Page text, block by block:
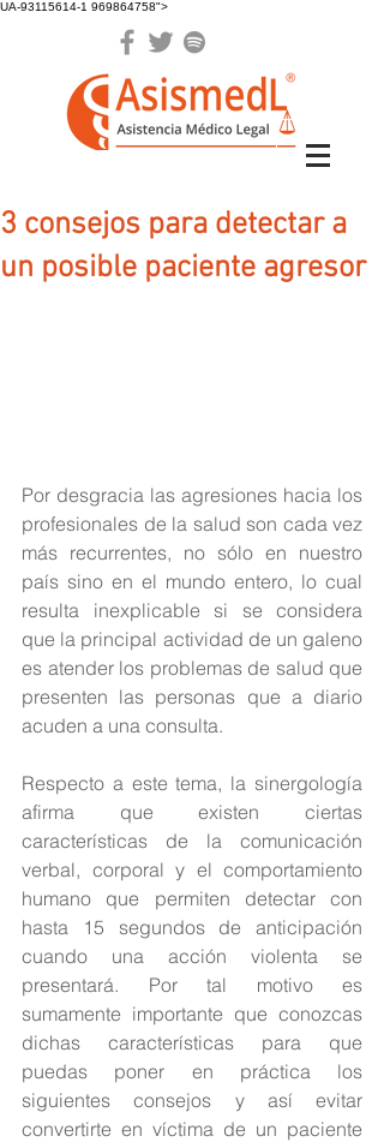
UA-93115614-1 969864758">
3 consejos para detectar a
un posible paciente agresor
Por desgracia las agresiones hacia los
profesionales de la salud son cada vez
más recurrentes, no sólo en nuestro
país sino en el mundo entero, lo cual
resulta inexplicable si se considera
que la principal actividad de un galeno
es atender los problemas de salud que
presenten las personas que a diario
acuden a una consulta.
Respecto a este tema, la sinergología
afirma que existen ciertas
características de la comunicación
verbal, corporal y el comportamiento
humano que permiten detectar con
hasta 15 segundos de anticipación
cuando una acción violenta se
presentará. Por tal motivo es
sumamente importante que conozcas
dichas características para que
puedas poner en práctica los
siguientes consejos y así evitar
convertirte en víctima de un paciente